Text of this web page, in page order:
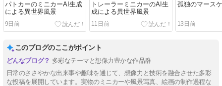
パトカーのミニカーAI生成
による異世界風景
9日前
トレーラーミニカーのAI生
成による異世界風景
11日前
孤独のマース
13日前
このブログのここがポイント
多彩なテーマと想像力豊かな作品群
日常のささやかな出来事や趣味を通じて、想像力と技術を融合させた多彩
な投稿を展開しています。実物のミニカーや風景写真、絵画の制作過程な